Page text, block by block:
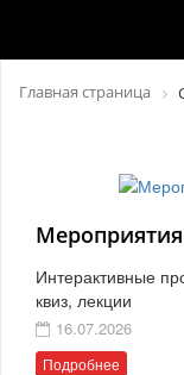
Главная страница
Мероприятия
Интерактивные
квиз, лекции
16.07.2026
Подробнее